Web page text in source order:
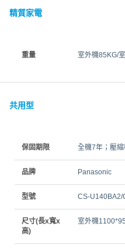
精質家電
重量 室外機85KG/
共用型
保固期限 全機7年；壓
品牌 Panasonic
型號 CS-U140BA2/
尺寸(長x寬x
高)
室外機